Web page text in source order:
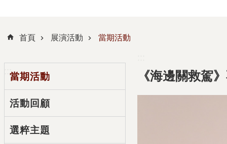
首頁 展演活動 當期活動
:::當期活動
活動回顧
選粹主題
《海邊關救駕